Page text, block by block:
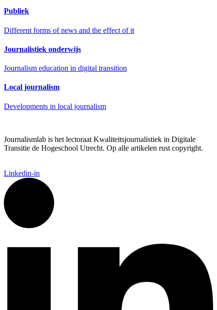
Publiek
Different forms of news and the effect of it
Journalistiek onderwijs
Journalism education in digital transition
Local journalism
Developments in local journalism
Journalismlab is het lectoraat Kwaliteitsjournalistiek in Digitale
Transitie de Hogeschool Utrecht. Op alle artikelen rust copyright.
Linkedin-in